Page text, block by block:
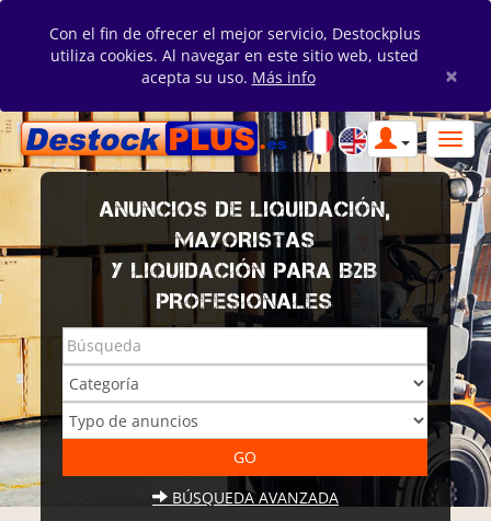
Con el fin de ofrecer el mejor servicio, Destockplus
utiliza cookies. Al navegar en este sitio web, usted
acepta su uso. Más info ×
ANUNCIOS DE LIQUIDACIÓN,
MAYORISTAS
Y LIQUIDACIÓN PARA B2B
PROFESIONALES
BÚSQUEDA AVANZADA